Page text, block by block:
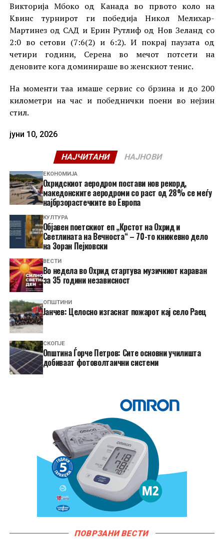
Викторија Мбоко од Канада во првото коло на
Квинс турнирот ги победија Никол Мелихар-
Мартинез од САД и Ерин Рутлиф од Нов Зеланд со
2:0 во сетови (7:6(2) и 6:2). И покрај паузата од
четири години, Серена во мечот потсети на
деновите кога доминираше во женскиот тенис.
На моменти таа имаше сервис со брзина и до 200
километри на час и победнички поени во нејзин
стил.
јуни 10, 2026
НАЈЧИТАНИ НАЈНОВИ
ЕКОНОМИЈА
Охридскиот аеродром постави нов рекорд,
македонските аеродроми со раст од 28% се меѓу
најбрзорастечките во Европа
КУЛТУРА
Објавен поетскиот еп „Крстот на Охрид и
Светлината на Вечноста“ – 70-то книжевно дело
на Зоран Пејковски
ВЕСТИ
Во недела во Охрид стартува музичкиот караван
за 35 години независност
ОПШТИНИ
Јанчев: Целосно изгаснат пожарот кај село Раец
СКОПЈЕ
Општина Ѓорче Петров: Сите основни училишта
добиваат фотоволтаични системи
ПОВРЗАНИ ВЕСТИ